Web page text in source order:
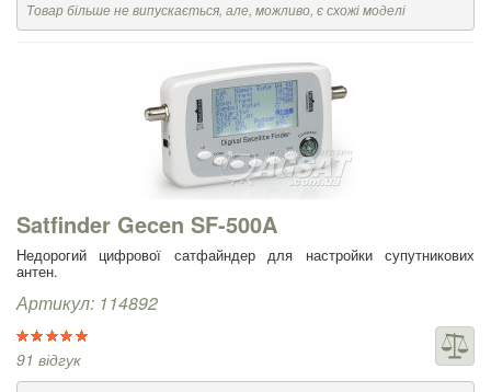
Товар більше не випускається, але, можливо, є схожі моделі
Satfinder Gecen SF-500A
Недорогий цифрової сатфайндер для настройки супутникових
антен.
Артикул: 114892
91 відгук